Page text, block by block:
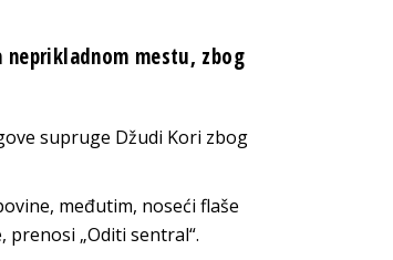
mestu, zbog
supruge Džudi Kori zbog
međutim, noseći flaše
„Oditi sentral“.